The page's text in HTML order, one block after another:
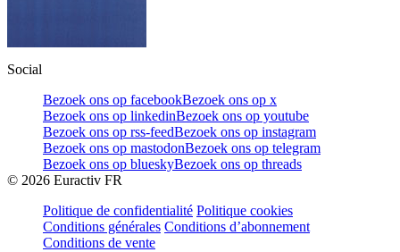
Social
Bezoek ons op facebookBezoek ons op x
Bezoek ons op linkedinBezoek ons op youtube
Bezoek ons op rss-feedBezoek ons op instagram
Bezoek ons op mastodonBezoek ons op telegram
Bezoek ons op blueskyBezoek ons op threads
© 2026 Euractiv FR
Politique de confidentialité Politique cookies
Conditions générales Conditions d’abonnement
Conditions de vente